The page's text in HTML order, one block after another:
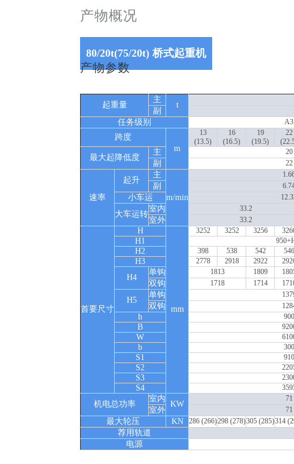
产物概况
80/20t(75/20t) 桥式起重机
产物参数
起重量
主
t
副
任务级别 A3
跨度
m
13
(13.5)
16
(16.5)
19
(19.5)
22
最大起降低度
主 20
副 22
速率
起升
主
m/min
副
小车运
大车运转
室内 33.2
室外 33.2
首要尺寸
H
mm
3252 3252 3256
H1
H2 398 538 542 546
H3 2778 2918 2922
H4
单钩 1813 1809
双钩 1718 1714
H5
单钩
双钩
h 900
B
W
b 300
S1 910
S2
S3
S4
机电总功率
室内
KW
71
室外 71
最大轮压 KN 286 (266)298 (278)305 (285)314
荐用轨道
电源